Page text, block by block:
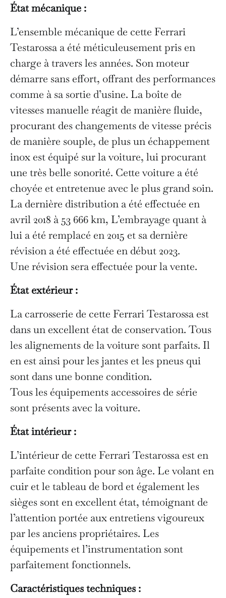
État mécanique :
L’ensemble mécanique de cette Ferrari
Testarossa a été méticuleusement pris en
charge à travers les années. Son moteur
démarre sans effort, offrant des performances
comme à sa sortie d’usine. La boîte de
vitesses manuelle réagit de manière fluide,
procurant des changements de vitesse précis
de manière souple, de plus un échappement
inox est équipé sur la voiture, lui procurant
une très belle sonorité. Cette voiture a été
choyée et entretenue avec le plus grand soin.
La dernière distribution a été effectuée en
avril 2018 à 53 666 km, L’embrayage quant à
lui a été remplacé en 2015 et sa dernière
révision a été effectuée en début 2023.
Une révision sera effectuée pour la vente.
État extérieur :
La carrosserie de cette Ferrari Testarossa est
dans un excellent état de conservation. Tous
les alignements de la voiture sont parfaits. Il
en est ainsi pour les jantes et les pneus qui
sont dans une bonne condition.
Tous les équipements accessoires de série
sont présents avec la voiture.
État intérieur :
L’intérieur de cette Ferrari Testarossa est en
parfaite condition pour son âge. Le volant en
cuir et le tableau de bord et également les
sièges sont en excellent état, témoignant de
l’attention portée aux entretiens vigoureux
par les anciens propriétaires. Les
équipements et l’instrumentation sont
parfaitement fonctionnels.
Caractéristiques techniques :